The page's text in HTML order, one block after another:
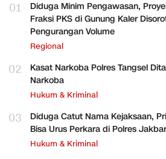
01
Diduga Minim Pengawasan,
Fraksi PKS di Gunung Kaler
Pengurangan Volume
Regional
02
Kasat Narkoba Polres Tangsel
Narkoba
Hukum & Kriminal
03
Diduga Catut Nama Kejaksaan,
Bisa Urus Perkara di Polres Jakbar
Hukum & Kriminal